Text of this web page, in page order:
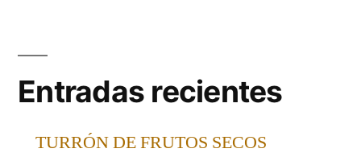
Entradas recientes
TURRÓN DE FRUTOS SECOS